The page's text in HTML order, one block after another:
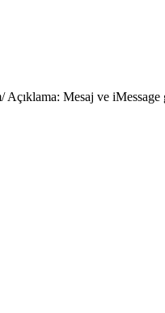
Mesaj ve iMessage